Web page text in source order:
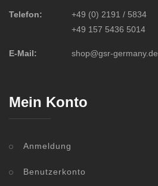
Telefon:
+49 (0) 2191 / 5834
+49 157 5436 5014
E-Mail: shop@gsr-germany.de
Mein Konto
Anmeldung
Benutzerkonto